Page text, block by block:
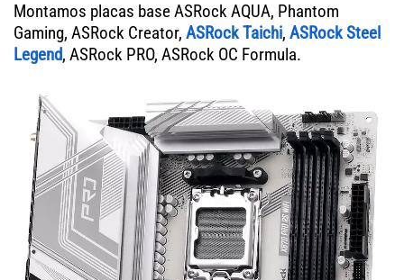
Montamos placas base ASRock AQUA, Phantom
Gaming, ASRock Creator, ASRock Taichi, ASRock Steel
Legend, ASRock PRO, ASRock OC Formula.